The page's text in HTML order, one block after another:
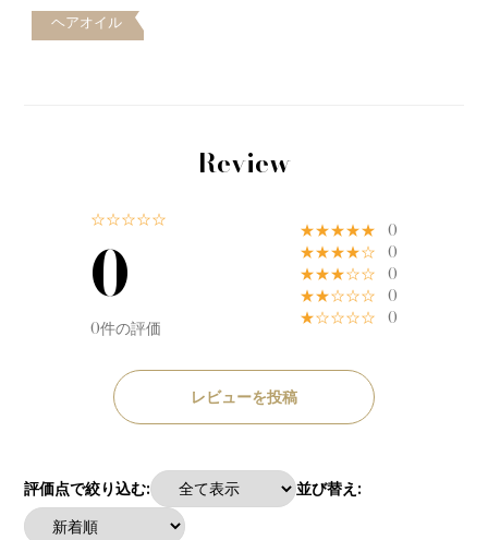
ヘアオイル
Review
☆☆☆☆☆
0
0件の評価
★★★★★ 0
★★★★☆ 0
★★★☆☆ 0
★★☆☆☆ 0
★☆☆☆☆ 0
レビューを投稿
評価点で絞り込む: 並び替え: